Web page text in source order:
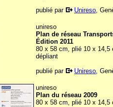
publié par
Unireso,
unireso
Plan de réseau
Édition 2011
80 x 58 cm, plié 10 x 14,5
dépliant
publié par
Unireso,
unireso
Plan du réseau 2009
80 x 58 cm, plié 10 x 14,5